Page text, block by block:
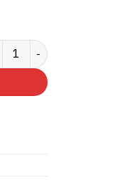
كمية جومانا‎ - نسخة منقّحة